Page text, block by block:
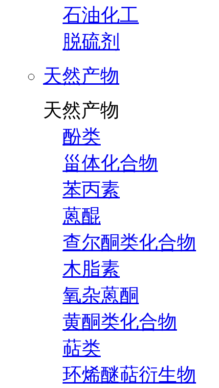
石油化工
脱硫剂
天然产物
天然产物
酚类
甾体化合物
苯丙素
蒽醌
查尔酮类化合物
木脂素
氧杂蒽酮
黄酮类化合物
萜类
环烯醚萜衍生物